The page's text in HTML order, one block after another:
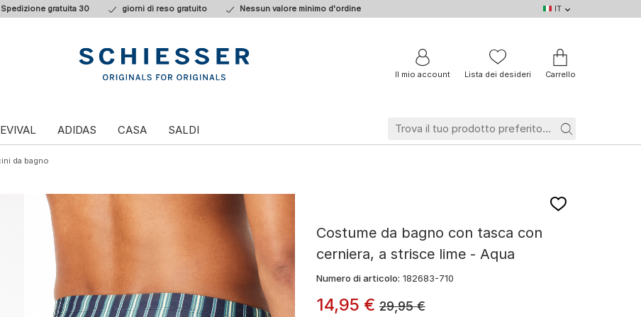
Spedizione gratuita 30 giorni di reso gratuito Nessun valore minimo d'ordine
IT
DE
IT
BE
FR
Il mio account Lista dei desideri Carrello
ADIDAS CASA SALDI
da bagno
Costume da bagno con tasca con
cerniera, a strisce lime - Aqua
Numero di articolo: 182683-710
14,95 €29,95 €